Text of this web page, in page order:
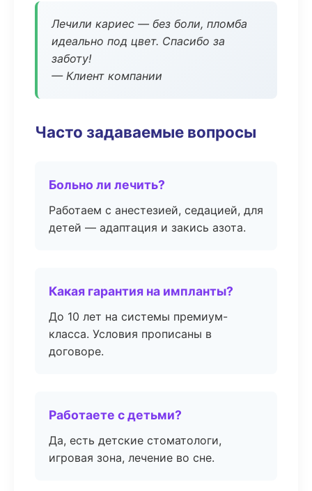
Лечили кариес — без боли, пломба
идеально под цвет. Спасибо за
заботу!
— Клиент компании
Часто задаваемые вопросы
Больно ли лечить?
Работаем с анестезией, седацией, для
детей — адаптация и закись азота.
Какая гарантия на импланты?
До 10 лет на системы премиум-
класса. Условия прописаны в
договоре.
Работаете с детьми?
Да, есть детские стоматологи,
игровая зона, лечение во сне.